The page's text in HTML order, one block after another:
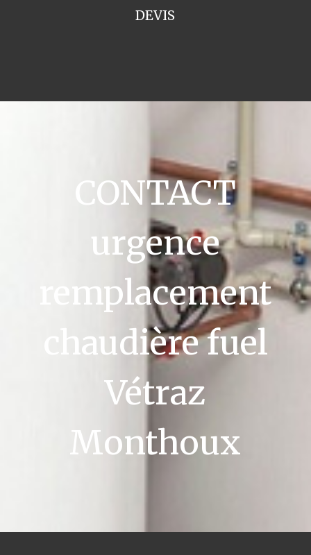
DEVIS
CONTACT
urgence
remplacement
chaudière fuel
Vétraz
Monthoux